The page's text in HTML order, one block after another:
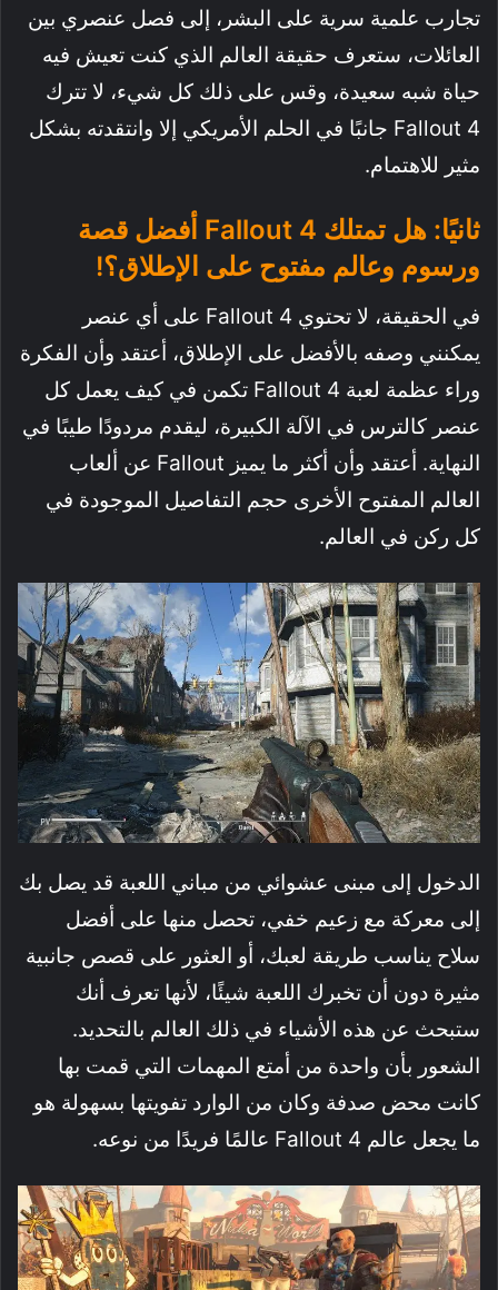
تجارب علمية سرية على البشر، إلى فصل عنصري بين
العائلات، ستعرف حقيقة العالم الذي كنت تعيش فيه
حياة شبه سعيدة، وقس على ذلك كل شيء، لا تترك
Fallout 4 جانبًا في الحلم الأمريكي إلا وانتقدته بشكل
مثير للاهتمام.
ثانيًا: هل تمتلك Fallout 4 أفضل قصة
ورسوم وعالم مفتوح على الإطلاق؟!
في الحقيقة، لا تحتوي Fallout 4 على أي عنصر
يمكنني وصفه بالأفضل على الإطلاق، أعتقد وأن الفكرة
وراء عظمة لعبة Fallout 4 تكمن في كيف يعمل كل
عنصر كالترس في الآلة الكبيرة، ليقدم مردودًا طيبًا في
النهاية. أعتقد وأن أكثر ما يميز Fallout عن ألعاب
العالم المفتوح الأخرى حجم التفاصيل الموجودة في
كل ركن في العالم.
الدخول إلى مبنى عشوائي من مباني اللعبة قد يصل بك
إلى معركة مع زعيم خفي، تحصل منها على أفضل
سلاح يناسب طريقة لعبك، أو العثور على قصص جانبية
مثيرة دون أن تخبرك اللعبة شيئًا، لأنها تعرف أنك
ستبحث عن هذه الأشياء في ذلك العالم بالتحديد.
الشعور بأن واحدة من أمتع المهمات التي قمت بها
كانت محض صدفة وكان من الوارد تفويتها بسهولة هو
ما يجعل عالم Fallout 4 عالمًا فريدًا من نوعه.